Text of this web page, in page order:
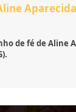
de fé de Aline